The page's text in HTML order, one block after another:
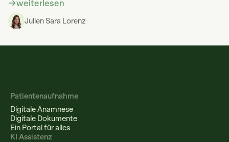
weiterlesen
Julien Sara Lorenz
Patientenaufnahme
Digitale Anamnese
Digitale Dokumente
Ein Portal für alles
KI Assistenz